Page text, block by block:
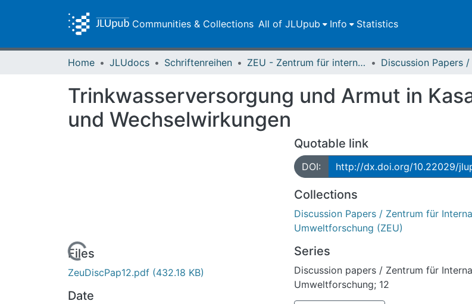
Communities & Collections All of JLUpub Info Statistics
Home JLUdocs Schriftenreihen ZEU - Zentrum für internationale Entwicklungs- und Umweltforschung
Trinkwasserversorgung und Armut in
und Wechselwirkungen
Loading...
Files
ZeuDiscPap12.pdf (432.18 KB)
Date
Quotable link
DOI: http://dx.doi.org/10.22029/
Collections
Discussion Papers / Zentrum für
Umweltforschung (ZEU)
Series
Discussion papers / Zentrum für
Umweltforschung; 12